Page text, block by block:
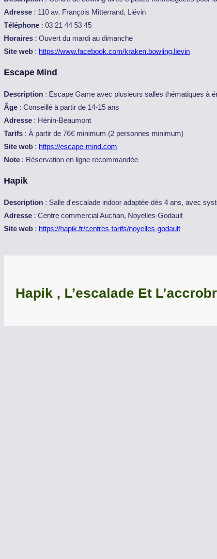
Adresse : 110 av. François Mitterrand, Liévin
Téléphone : 03 21 44 53 45
Horaires : Ouvert du mardi au dimanche
Site web : https://www.facebook.com/kraken.bowling.lievin
Escape Mind
Description : Escape Game avec plusieurs salles thématiques à
Âge : Conseillé à partir de 14-15 ans
Adresse : Hénin-Beaumont
Tarifs : À partir de 76€ minimum (2 personnes minimum)
Site web : https://escape-mind.com
Note : Réservation en ligne recommandée
Hapik
Description : Salle d'escalade indoor adaptée dès 4 ans, avec
Adresse : Centre commercial Auchan, Noyelles-Godault
Site web : https://hapik.fr/centres-tarifs/noyelles-godault
Hapik , L’escalade Et